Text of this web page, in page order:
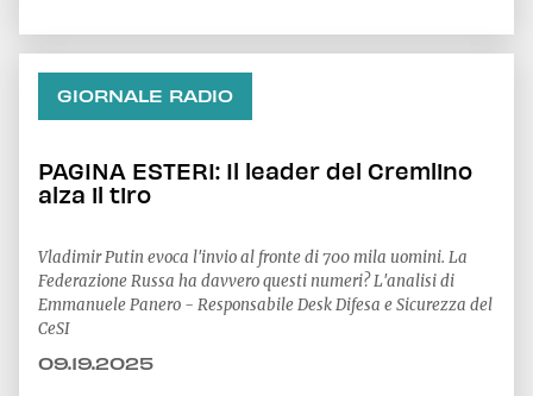
GIORNALE RADIO
PAGINA ESTERI: Il leader del Cremlino
alza il tiro
Vladimir Putin evoca l'invio al fronte di 700 mila uomini. La
Federazione Russa ha davvero questi numeri? L'analisi di
Emmanuele Panero - Responsabile Desk Difesa e Sicurezza del
CeSI
09.19.2025